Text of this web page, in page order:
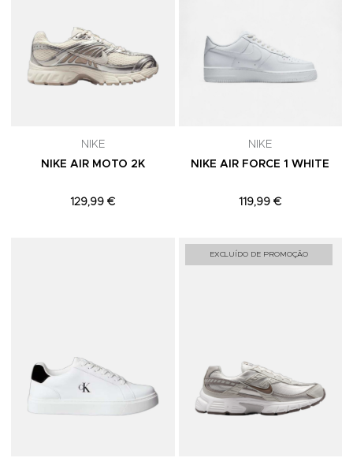
NIKE
NIKE AIR MOTO 2K
129,99 €
NIKE
NIKE AIR FORCE 1 WHITE
119,99 €
Adicionar aos Favoritos
EXCLUÍDO DE PROMOÇÃO